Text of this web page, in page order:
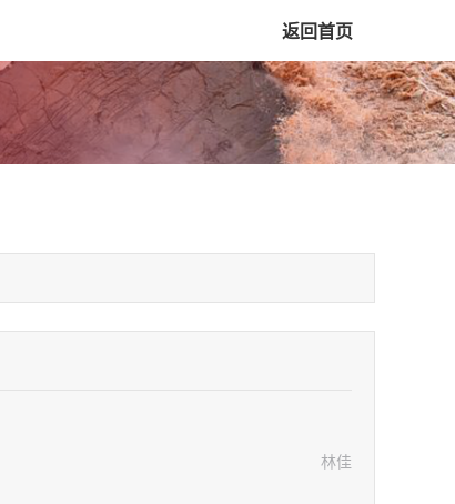
返回首页
林佳